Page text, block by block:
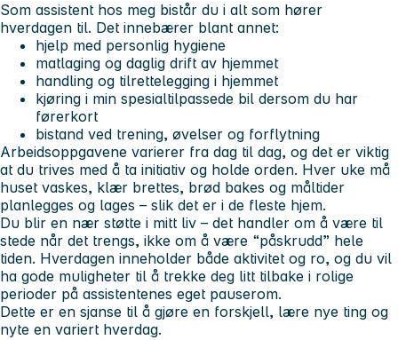
Som assistent hos meg bistår du i alt som hører
hverdagen til. Det innebærer blant annet:
hjelp med personlig hygiene
matlaging og daglig drift av hjemmet
handling og tilrettelegging i hjemmet
kjøring i min spesialtilpassede bil dersom du har
førerkort
bistand ved trening, øvelser og forflytning
Arbeidsoppgavene varierer fra dag til dag, og det er viktig
at du trives med å ta initiativ og holde orden. Hver uke må
huset vaskes, klær brettes, brød bakes og måltider
planlegges og lages – slik det er i de fleste hjem.
Du blir en nær støtte i mitt liv – det handler om å være til
stede når det trengs, ikke om å være “påskrudd” hele
tiden. Hverdagen inneholder både aktivitet og ro, og du vil
ha gode muligheter til å trekke deg litt tilbake i rolige
perioder på assistentenes eget pauserom.
Dette er en sjanse til å gjøre en forskjell, lære nye ting og
nyte en variert hverdag.